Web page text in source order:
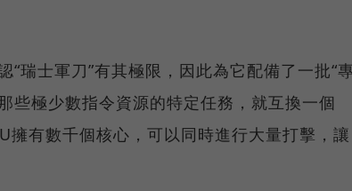
瑞士軍刀”有其極限，因此為它配備了一批“專
些極少數指令資源的特定任務，就互換一個
有數千個核心，可以同時進行大量打擊，讓